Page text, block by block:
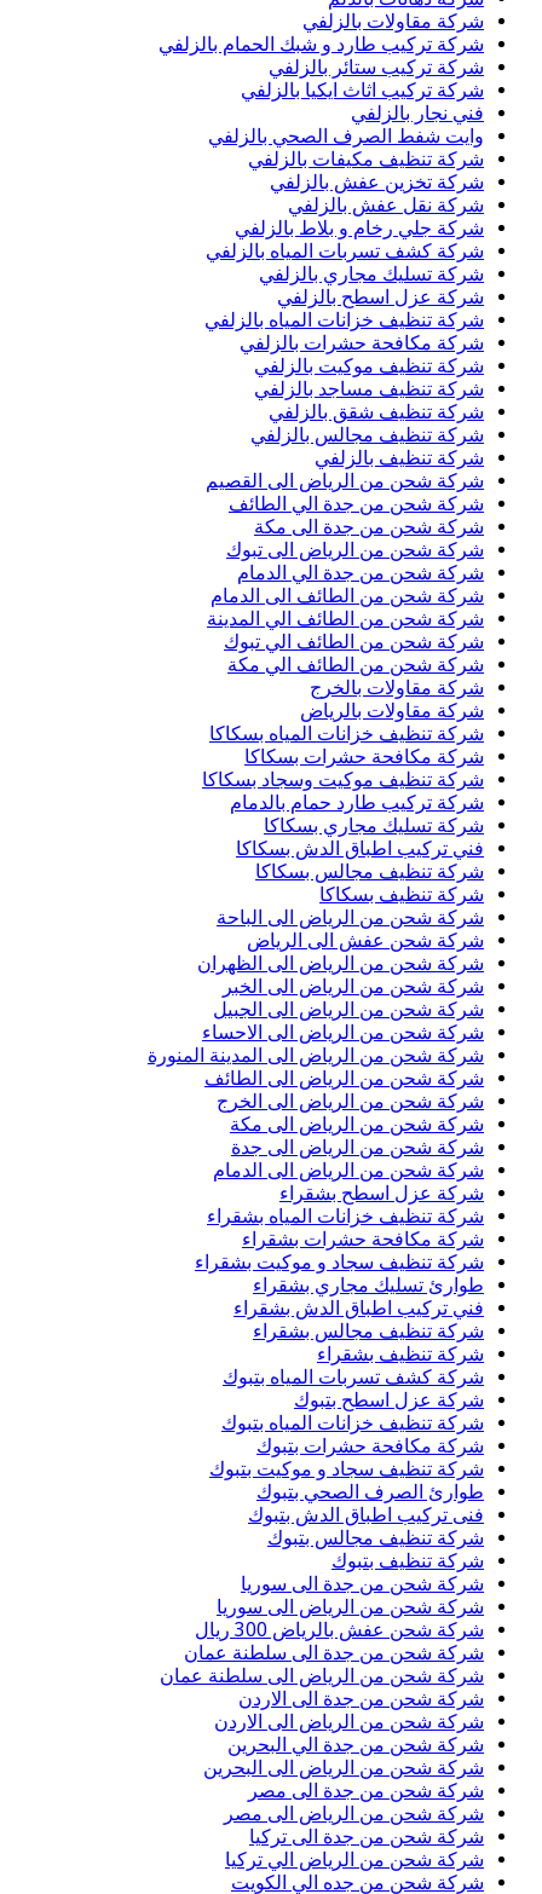
شركة مقاولات بالزلفي
شركة تركيب طارد و شبك الحمام بالزلفي
شركة تركيب ستائر بالزلفي
شركة تركيب اثاث ايكيا بالزلفي
فني نجار بالزلفي
وايت شفط الصرف الصحي بالزلفي
شركة تنظيف مكيفات بالزلفي
شركة تخزين عفش بالزلفي
شركة نقل عفش بالزلفي
شركة جلي رخام و بلاط بالزلفي
شركة كشف تسربات المياه بالزلفي
شركة تسليك مجاري بالزلفي
شركة عزل اسطح بالزلفي
شركة تنظيف خزانات المياه بالزلفي
شركة مكافحة حشرات بالزلفي
شركة تنظيف موكيت بالزلفي
شركة تنظيف مساجد بالزلفي
شركة تنظيف شقق بالزلفي
شركة تنظيف مجالس بالزلفي
شركة تنظيف بالزلفي
شركة شحن من الرياض الى القصيم
شركة شحن من جدة الي الطائف
شركة شحن من جدة الى مكة
شركة شحن من الرياض الى تبوك
شركة شحن من جدة الي الدمام
شركة شحن من الطائف الى الدمام
شركة شحن من الطائف الي المدينة
شركة شحن من الطائف الي تبوك
شركة شحن من الطائف الي مكة
شركة مقاولات بالخرج
شركة مقاولات بالرياض
شركة تنظيف خزانات المياه بسكاكا
شركة مكافحة حشرات بسكاكا
شركة تنظيف موكيت وسجاد بسكاكا
شركة تركيب طارد حمام بالدمام
شركة تسليك مجاري بسكاكا
فني تركيب اطباق الدش بسكاكا
شركة تنظيف مجالس بسكاكا
شركة تنظيف بسكاكا
شركة شحن من الرياض الى الباحة
شركة شحن عفش الى الرياض
شركة شحن من الرياض الى الظهران
شركة شحن من الرياض الى الخبر
شركة شحن من الرياض الى الجبيل
شركة شحن من الرياض الى الاحساء
شركة شحن من الرياض الى المدينة المنورة
شركة شحن من الرياض الى الطائف
شركة شحن من الرياض الى الخرج
شركة شحن من الرياض الى مكة
شركة شحن من الرياض الى جدة
شركة شحن من الرياض الى الدمام
شركة عزل اسطح بشقراء
شركة تنظيف خزانات المياه بشقراء
شركة مكافحة حشرات بشقراء
شركة تنظيف سجاد و موكيت بشقراء
طوارئ تسليك مجاري بشقراء
فني تركيب اطباق الدش بشقراء
شركة تنظيف مجالس بشقراء
شركة تنظيف بشقراء
شركة كشف تسربات المياه بتبوك
شركة عزل اسطح بتبوك
شركة تنظيف خزانات المياه بتبوك
شركة مكافحة حشرات بتبوك
شركة تنظيف سجاد و موكيت بتبوك
طوارئ الصرف الصحي بتبوك
فنى تركيب اطباق الدش بتبوك
شركة تنظيف مجالس بتبوك
شركة تنظيف بتبوك
شركة شحن من جدة الى سوريا
شركة شحن من الرياض الى سوريا
شركة شحن عفش بالرياض 300 ريال
شركة شحن من جدة الى سلطنة عمان
شركة شحن من الرياض الى سلطنة عمان
شركة شحن من جدة الى الاردن
شركة شحن من الرياض الى الاردن
شركة شحن من جدة الي البحرين
شركة شحن من الرياض الى البحرين
شركة شحن من جدة الى مصر
شركة شحن من الرياض الى مصر
شركة شحن من جدة الى تركيا
شركة شحن من الرياض الي تركيا
شركة شحن من جده الي الكويت